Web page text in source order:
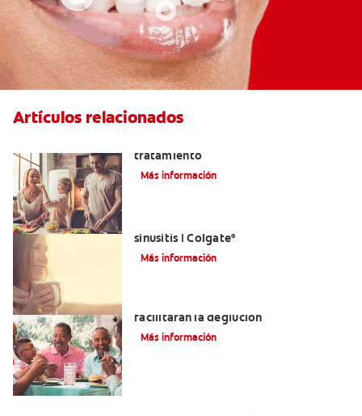
Artículos relacionados
tratamiento
Más información
sinusitis | Colgate®
Más información
facilitarán la deglución
Más información